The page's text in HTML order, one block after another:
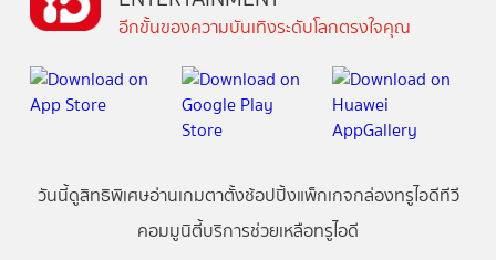
อีกขั้นของความบันเทิงระดับโลกตรงใจคุณ
วันนี้ดูสิทธิพิเศษอ่านเกมตาตั้งช้อปปิ้งแพ็กเกจกล่องทรูไอดีทีวี
คอมมูนิตี้บริการช่วยเหลือทรูไอดี